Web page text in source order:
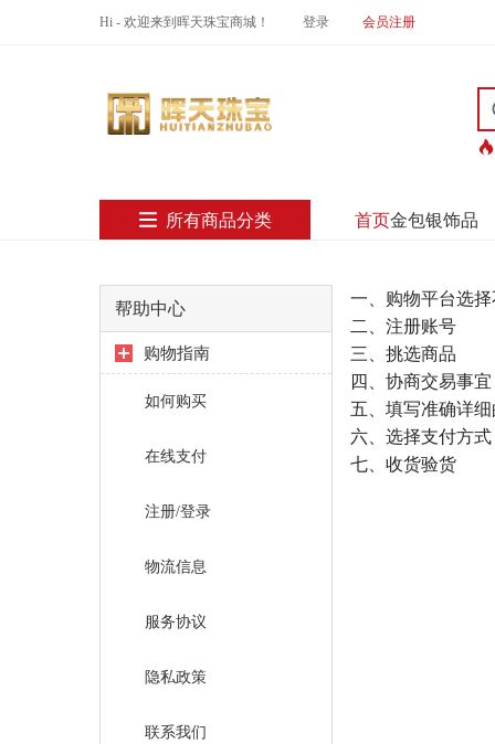
Hi - 欢迎来到晖天珠宝商城！ 登录 会员注册
所有商品分类 首页金包银饰品
帮助中心
购物指南
如何购买
在线支付
注册/登录
物流信息
服务协议
隐私政策
联系我们
一、购物平台选
二、注册账号
三、挑选商品
四、协商交易事宜
五、填写准确详
六、选择支付方式
七、收货验货